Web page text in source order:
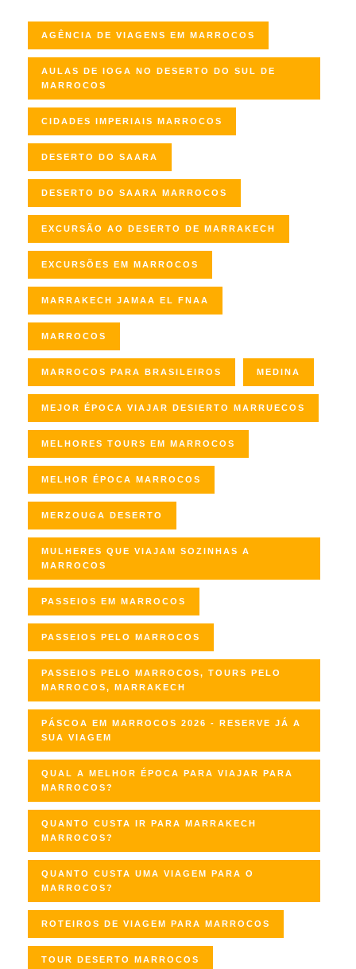
AGÊNCIA DE VIAGENS EM MARROCOS
AULAS DE IOGA NO DESERTO DO SUL DE
MARROCOS
CIDADES IMPERIAIS MARROCOS
DESERTO DO SAARA
DESERTO DO SAARA MARROCOS
EXCURSÃO AO DESERTO DE MARRAKECH
EXCURSÕES EM MARROCOS
MARRAKECH JAMAA EL FNAA
MARROCOS
MARROCOS PARA BRASILEIROS MEDINA
MEJOR ÉPOCA VIAJAR DESIERTO MARRUECOS
MELHORES TOURS EM MARROCOS
MELHOR ÉPOCA MARROCOS
MERZOUGA DESERTO
MULHERES QUE VIAJAM SOZINHAS A
MARROCOS
PASSEIOS EM MARROCOS
PASSEIOS PELO MARROCOS
PASSEIOS PELO MARROCOS, TOURS PELO
MARROCOS, MARRAKECH
PÁSCOA EM MARROCOS 2026 - RESERVE JÁ A
SUA VIAGEM
QUAL A MELHOR ÉPOCA PARA VIAJAR PARA
MARROCOS?
QUANTO CUSTA IR PARA MARRAKECH
MARROCOS?
QUANTO CUSTA UMA VIAGEM PARA O
MARROCOS?
ROTEIROS DE VIAGEM PARA MARROCOS
TOUR DESERTO MARROCOS